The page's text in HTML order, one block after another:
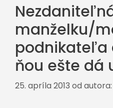
manželku/
podnikateľa
ňou ešte dá
25. apríla 2013 od autora: